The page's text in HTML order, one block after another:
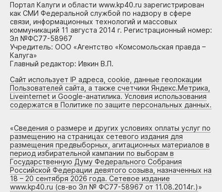
Портал Калуги и области www.kp40.ru зарегистрирован
как СМИ Федеральной службой по надзору в сфере
связи, информационных технологий и массовых
коммуникаций 11 августа 2014 г. Регистрационный номер:
Эл №ФС77-58967
Учредитель: ООО «Агентство «Комсомольская правда –
Калуга»
Главный редактор: Ивкин В.П.
Сайт использует IP адреса, cookie, данные геолокации
Пользователей сайта, а также счетчики Яндекс.Метрика,
Liveinternet и Google-анатилика. Условия использования
содержатся в Политике по защите персональных данных.
«Сведения о размере и других условиях оплаты услуг по
размещению на страницах сетевого издания для
размещения предвыборных, агитационных материалов в
период избирательной кампании по выборам в
Государственную Думу Федерального Собрания
Российской Федерации девятого созыва, назначенных на
18 – 20 сентября 2026 года. Сетевое издание
www.kp40.ru (св-во Эл № ФС77-58967 от 11.08.2014г.)»